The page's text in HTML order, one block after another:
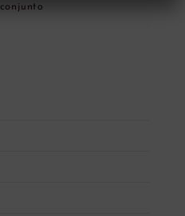
conjunto